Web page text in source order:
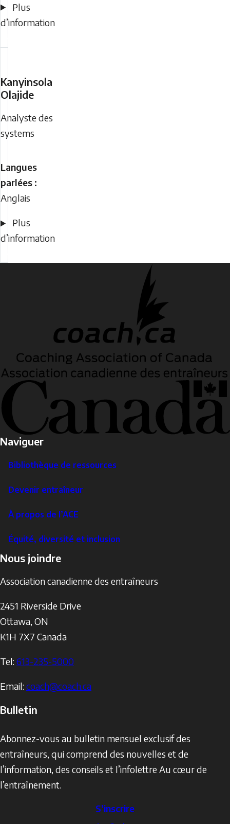
Plus
d’information
Kanyinsola
Olajide
Analyste des
systems
Langues
parlées :
Anglais
Plus
d’information
Naviguer
Bibliothèque de ressources
Devenir entraîneur
À propos de l’ACE
Équité, diversité et inclusion
Nous joindre
Association canadienne des entraîneurs
2451 Riverside Drive
Ottawa, ON
K1H 7X7 Canada
Tel: 613-235-5000
Email: coach@coach.ca
Bulletin
Abonnez-vous au bulletin mensuel exclusif des
entraîneurs, qui comprend des nouvelles et de
l’information, des conseils et l’infolettre Au cœur de
l’entraînement.
S’inscrire